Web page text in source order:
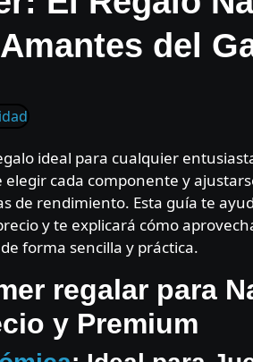
del
ideal para cualquier
cada componente y
de rendimiento. Esta guía te
y te explicará cómo
forma sencilla y práctica.
regalar para
y Premium